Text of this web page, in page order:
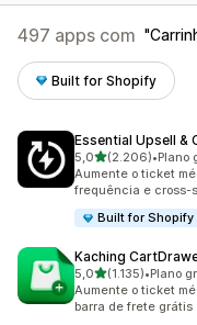
497 apps com
Built for Shopify
Essential Upsell &
5,0de 5 estrelas
(2.206)
2206 avaliações ao
•Plano
Aumente o ticket
frequência e cross-
Built for Shopify
Kaching
5,0de 5 estrelas
(1.135)
1135 avaliações ao
•Plano
Aumente o ticket
barra de frete grátis